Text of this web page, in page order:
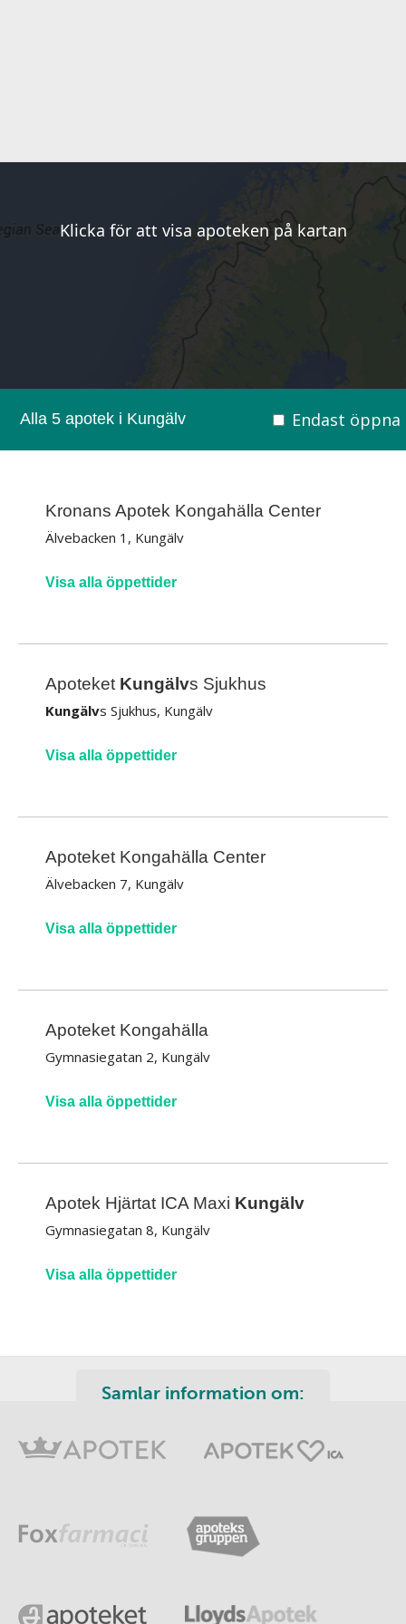
Klicka för att visa apoteken på kartan
Alla 5 apotek i Kungälv Endast
Kronans Apotek Kongahälla Center
Älvebacken 1, Kungälv
Visa alla öppettider
Apoteket Kungälvs Sjukhus
Kungälvs Sjukhus, Kungälv
Visa alla öppettider
Apoteket Kongahälla Center
Älvebacken 7, Kungälv
Visa alla öppettider
Apoteket Kongahälla
Gymnasiegatan 2, Kungälv
Visa alla öppettider
Apotek Hjärtat ICA Maxi Kungälv
Gymnasiegatan 8, Kungälv
Visa alla öppettider
Samlar information om: